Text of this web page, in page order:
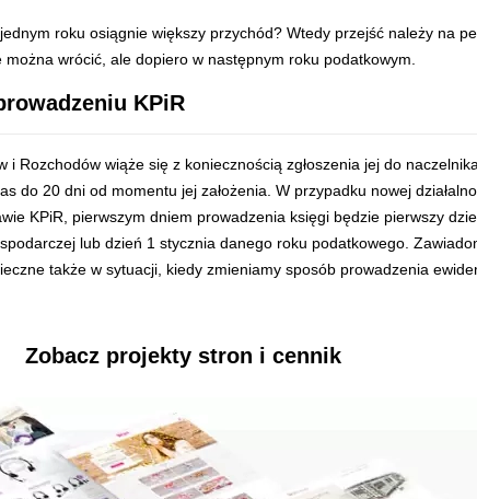
roku osiągnie większy przychód? Wtedy przejść należy na
wrócić, ale dopiero w następnym roku podatkowym.
KPiR
i Rozchodów wiąże się z koniecznością zgłoszenia jej do
do 20 dni od momentu jej założenia. W przypadku nowej
KPiR, pierwszym dniem prowadzenia księgi będzie pierwszy
lub dzień 1 stycznia danego roku podatkowego.
także w sytuacji, kiedy zmieniamy sposób prowadzenia
Zobacz projekty stron i cennik